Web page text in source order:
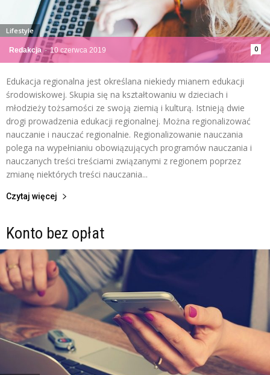
Redakcja - 10 czerwca 2019 0
Lifestyle
Edukacja regionalna jest określana niekiedy mianem edukacji
środowiskowej. Skupia się na kształtowaniu w dzieciach i
młodzieży tożsamości ze swoją ziemią i kulturą. Istnieją dwie
drogi prowadzenia edukacji regionalnej. Można regionalizować
nauczanie i nauczać regionalnie. Regionalizowanie nauczania
polega na wypełnianiu obowiązujących programów nauczania i
nauczanych treści treściami związanymi z regionem poprzez
zmianę niektórych treści nauczania...
Czytaj więcej
Konto bez opłat